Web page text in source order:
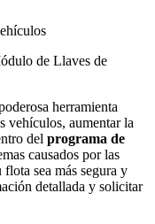
de Llaves de
herramienta
vehículos, aumentar la
del programa de
causados por las
sea más segura y
detallada y solicitar